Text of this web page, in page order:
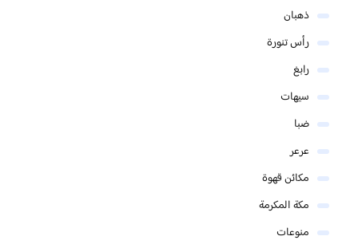
ذهبان
رأس تنورة
رابغ
سيهات
ضبا
عرعر
مكائن قهوة
مكة المكرمة
منوعات